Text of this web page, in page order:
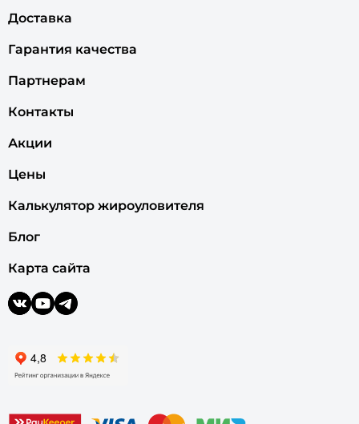
Доставка
Гарантия качества
Партнерам
Контакты
Акции
Цены
Калькулятор жироуловителя
Блог
Карта сайта